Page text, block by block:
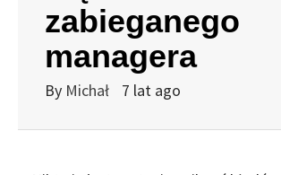
zabieganego
managera
By Michał 7 lat ago